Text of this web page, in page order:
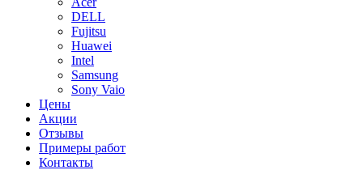
DELL
Fujitsu
Huawei
Intel
Samsung
Sony Vaio
Цены
Акции
Отзывы
Примеры работ
Контакты